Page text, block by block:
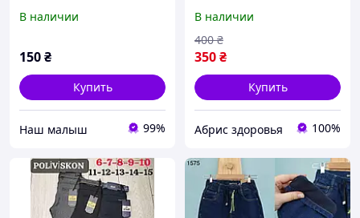
бежевые.
В наличии
150₴
Купить
‏Наш малыш 99%
В наличии
350₴
400 ₴
Купить
Абрис здоровья 100%